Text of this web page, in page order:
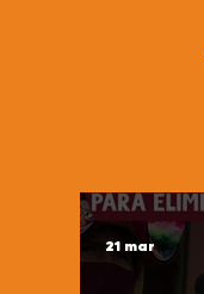
21 mar